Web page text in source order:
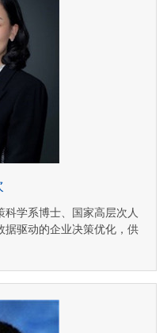
学系博士、国家高层次人
据驱动的企业决策优化，供